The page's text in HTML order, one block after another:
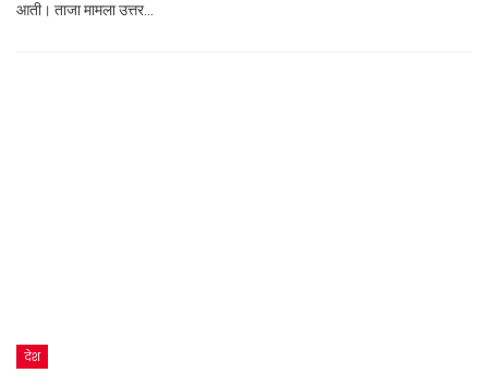
आती। ताजा मामला उत्तर…
देश